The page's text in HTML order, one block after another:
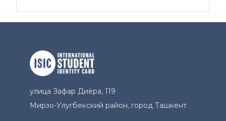
улица Зафар Диёра, 119
Мирзо-Улугбекский район, город Ташкент